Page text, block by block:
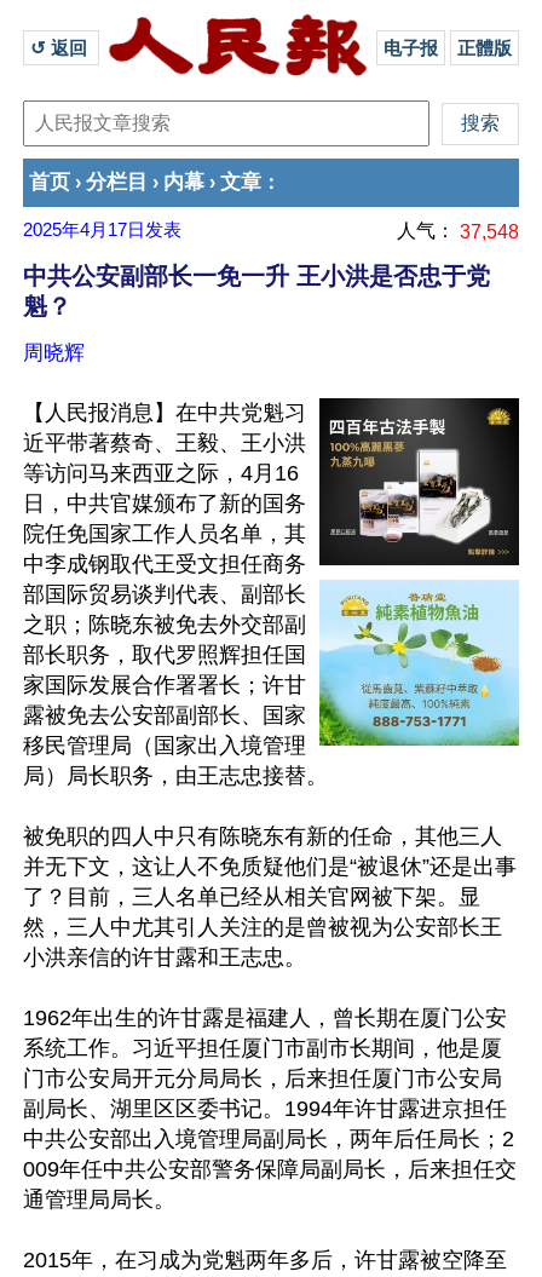
↺ 返回 电子报 正體版
首页 › 分栏目 › 内幕 › 文章 ：
2025年4月17日 发表 人气： 37,548
中共公安副部长一免一升 王小洪是否忠于党
魁？
周晓辉
【人民报消息】在中共党魁习
近平带著蔡奇、王毅、王小洪
等访问马来西亚之际，4月16
日，中共官媒颁布了新的国务
院任免国家工作人员名单，其
中李成钢取代王受文担任商务
部国际贸易谈判代表、副部长
之职；陈晓东被免去外交部副
部长职务，取代罗照辉担任国
家国际发展合作署署长；许甘
露被免去公安部副部长、国家
移民管理局（国家出入境管理
局）局长职务，由王志忠接替。
被免职的四人中只有陈晓东有新的任命，其他三人
并无下文，这让人不免质疑他们是“被退休”还是出事
了？目前，三人名单已经从相关官网被下架。显
然，三人中尤其引人关注的是曾被视为公安部长王
小洪亲信的许甘露和王志忠。
1962年出生的许甘露是福建人，曾长期在厦门公安
系统工作。习近平担任厦门市副市长期间，他是厦
门市公安局开元分局局长，后来担任厦门市公安局
副局长、湖里区区委书记。1994年许甘露进京担任
中共公安部出入境管理局副局长，两年后任局长；2
009年任中共公安部警务保障局副局长，后来担任交
通管理局局长。
2015年，在习成为党魁两年多后，许甘露被空降至